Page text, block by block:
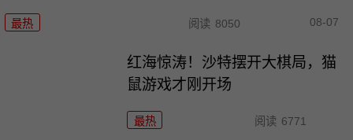
最热 阅读 8050 08-07
红海惊涛！沙特摆开大棋局，猫
鼠游戏才刚开场
最热 阅读 6771